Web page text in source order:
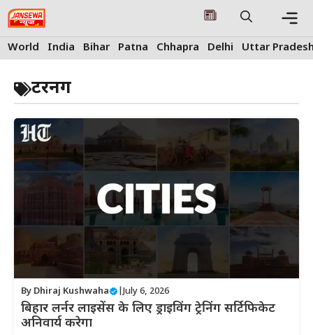
Skip
to
content
World India Bihar Patna Chhapra Delhi Uttar
टरनग
By Dhiraj Kushwaha July 6, 2026
बिहार लर्नर लाइसेंस के लिए ड्राइविंग ट्रेनिंग सर्टिफिकेट
अनिवार्य करेगा